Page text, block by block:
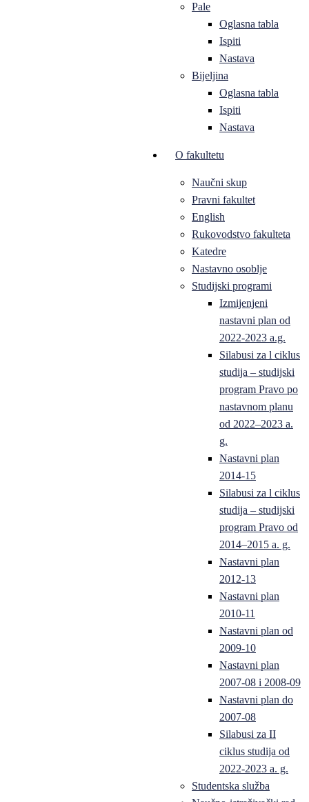
Pale
Oglasna tabla
Ispiti
Nastava
Bijeljina
Oglasna tabla
Ispiti
Nastava
O fakultetu
Naučni skup
Pravni fakultet
English
Rukovodstvo fakulteta
Katedre
Nastavno osoblje
Studijski programi
Izmijenjeni
nastavni plan od
2022-2023 a.g.
Silabusi za l ciklus
studija – studijski
program Pravo po
nastavnom planu
od 2022–2023 a.
g.
Nastavni plan
2014-15
Silabusi za l ciklus
studija – studijski
program Pravo od
2014–2015 a. g.
Nastavni plan
2012-13
Nastavni plan
2010-11
Nastavni plan od
2009-10
Nastavni plan
2007-08 i 2008-09
Nastavni plan do
2007-08
Silabusi za II
ciklus studija od
2022-2023 a. g.
Studentska služba